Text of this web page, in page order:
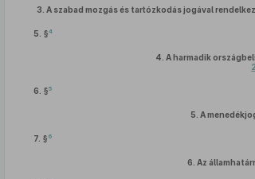
3. A szabad mozgás és tartózkodás jogával
5. §4
4. A harmadik
6. §5
5. A
7. § 6
6. Az